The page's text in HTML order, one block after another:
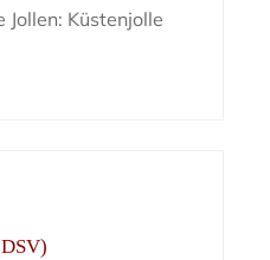
Jollen: Küstenjolle